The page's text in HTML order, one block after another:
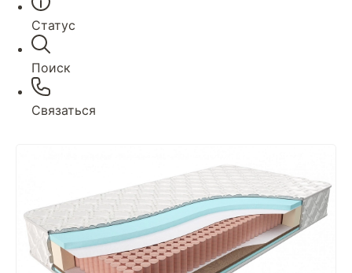
Статус
Поиск
Связаться